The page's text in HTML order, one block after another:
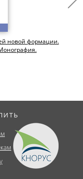
новой формации.